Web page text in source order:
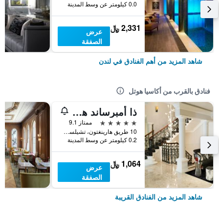
0.0 كيلومتر عن وسط المدينة
2,331 ﷼
عرض
الصفقة
شاهد المزيد من أهم الفنادق في لندن
فنادق بالقرب من أكاسيا هوتل
ذا أمبرساند هوتل - سمول لاكشري هوتلز أوف ذا وورلد
5 نجوم
ممتاز 9.1
10 طريق هارينغتون، تشيلسي، كينسينجتون، لندن، المملكة المتحدة, لندن, المملكة المتحدة
0.2 كيلومتر عن وسط المدينة
1,064 ﷼
عرض
الصفقة
شاهد المزيد من الفنادق القريبة